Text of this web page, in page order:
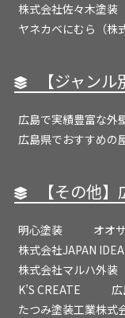
株式会社佐々木塗装
ヤネカベにむら（株
【ジャン
広島で実績豊富な外
広島県でおすすめの
【その他
明心塗装
オオ
株式会社JAPAN
株式会社マルハ外装
K’S CREATE
たつみ塗装工業株式